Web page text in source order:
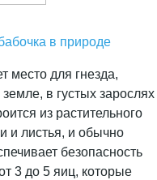
в природе
место для гнезда,
в густых зарослях
из растительного
и листья, и обычно
безопасность
3 до 5 яиц, которые